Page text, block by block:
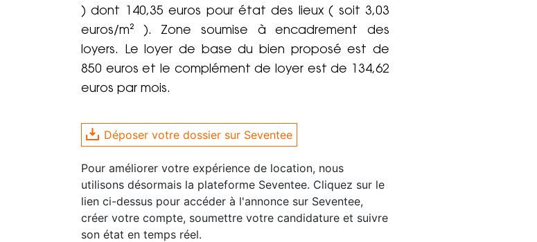
) dont 140,35 euros pour état des lieux ( soit 3,03
euros/m² ). Zone soumise à encadrement des
loyers. Le loyer de base du bien proposé est de
850 euros et le complément de loyer est de 134,62
euros par mois.
Déposer votre dossier sur Seventee
Pour améliorer votre expérience de location, nous
utilisons désormais la plateforme Seventee. Cliquez sur le
lien ci-dessus pour accéder à l'annonce sur Seventee,
créer votre compte, soumettre votre candidature et suivre
son état en temps réel.